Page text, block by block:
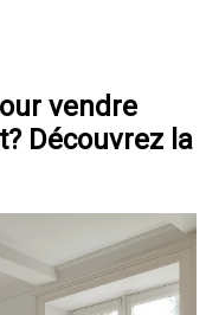
vendre
Découvrez la